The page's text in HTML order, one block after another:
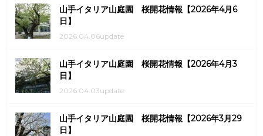
山手イタリア山庭園 桜開花情報【2026年4月6
日】
2026.04.06update
山手イタリア山庭園 桜開花情報【2026年4月3
日】
2026.04.03update
山手イタリア山庭園 桜開花情報【2026年3月29
日】